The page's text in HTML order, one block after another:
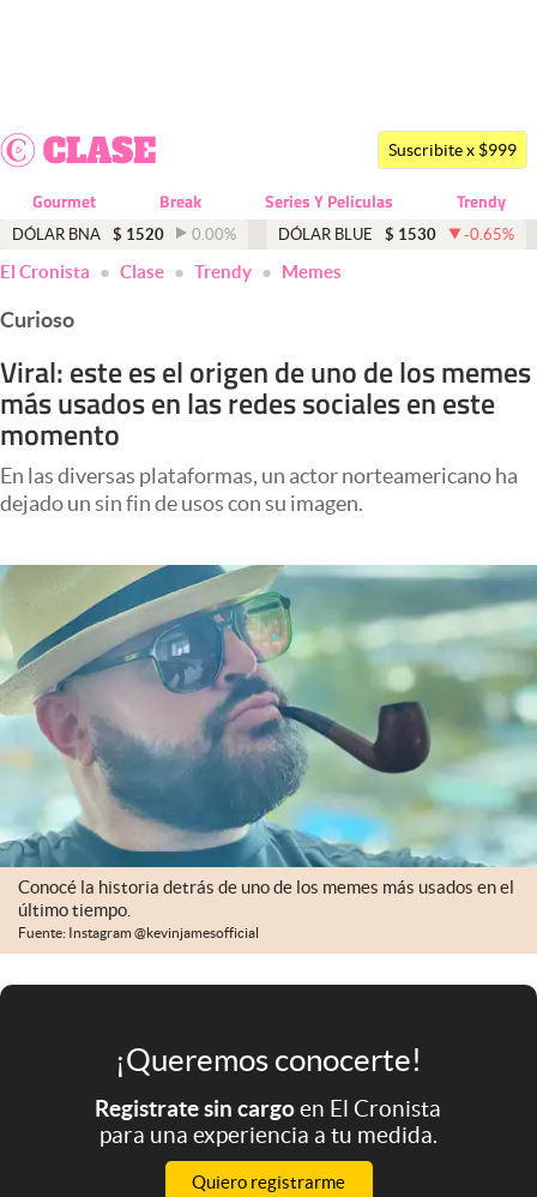
Dólar
Economía y Política
Finanzas y Mercados
Mercados Online
Negocios
Columnistas
Apertura
Clima
Mundial 2026
Eventos Corporativos
El Cronista Studio
Mediakit
abre en nueva pestaña
Argentina
Suscribite x $999
Gourmet Break Series Y Peliculas Trendy
DÓLAR BNA $ 1520 0.00% DÓLAR BLUE $ 1530 -0.65%
El Cronista Clase Trendy Memes
Curioso
Viral: este es el origen de uno de los memes
más usados en las redes sociales en este
momento
En las diversas plataformas, un actor norteamericano ha
dejado un sin fin de usos con su imagen.
Conocé la historia detrás de uno de los memes más usados en el
último tiempo.
Fuente: Instagram @kevinjamesofficial
¡Queremos conocerte!
Registrate sin cargoen El Cronista
para una experiencia a tu medida.
Quiero registrarme